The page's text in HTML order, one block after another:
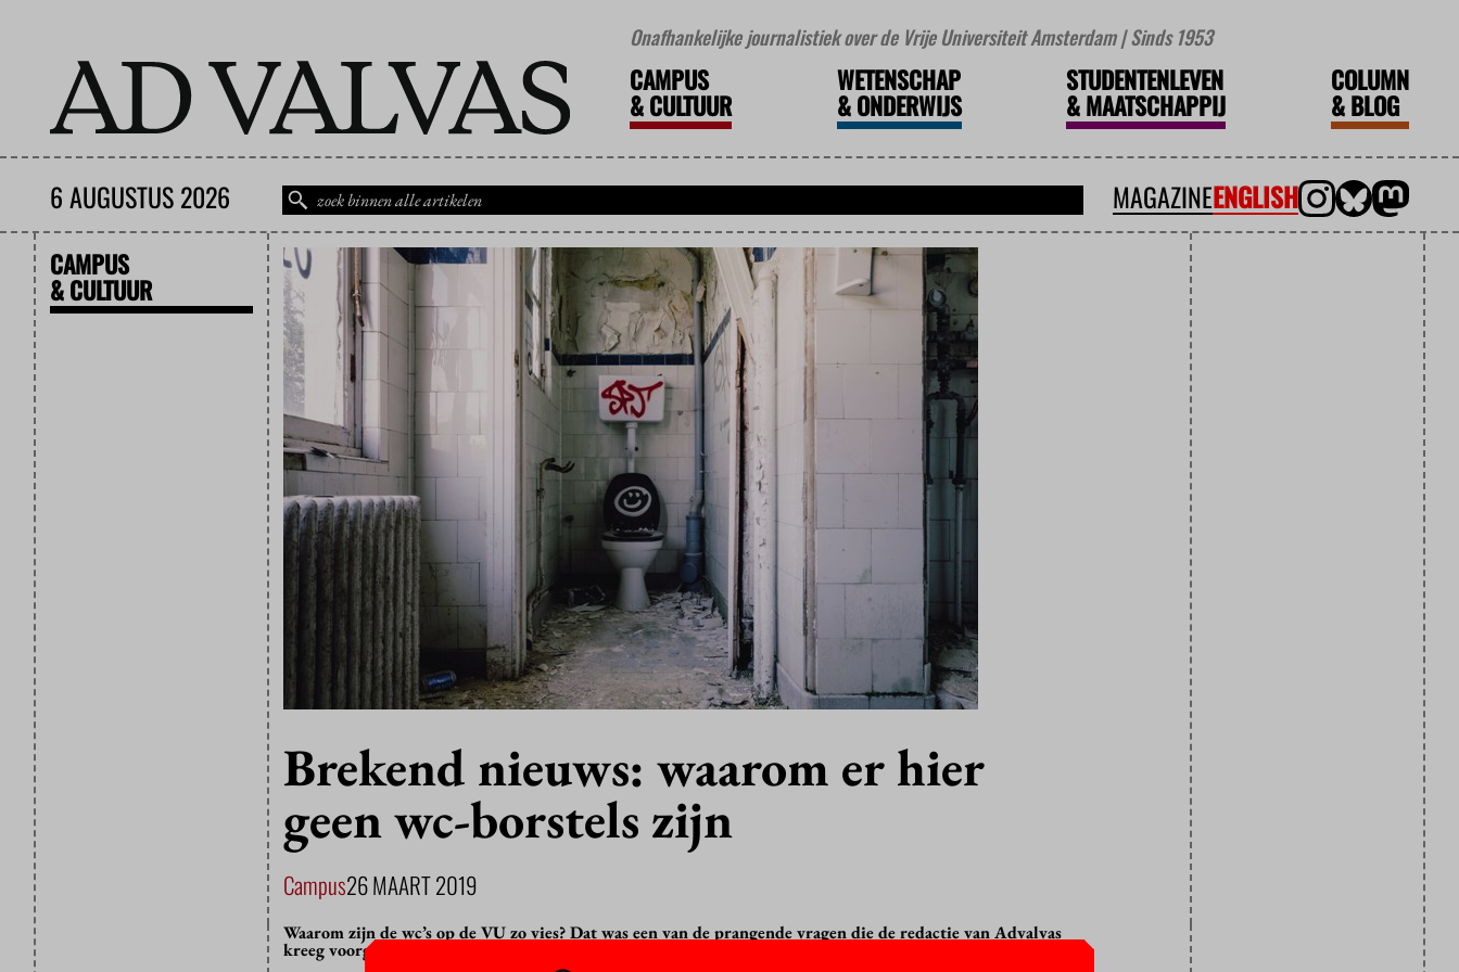
Onafhankelijke journalistiek over de Vrije Universiteit Amsterdam | Sinds 1953
CAMPUS
&CULTUUR
WETENSCHAP
&ONDERWIJS
STUDENTENLEVEN
&MAATSCHAPPIJ
COLUMN
&BLOG
6 AUGUSTUS 2026 MAGAZINEENGLISH
CAMPUS
& CULTUUR
Brekend nieuws: waarom er hier
geen wc-borstels zijn
Campus26 MAART 2019
Waarom zijn de wc’s op de VU zo vies? Dat was een van de prangende vragen die de redactie van Advalvas
kreeg voorgelegd tijdens onze